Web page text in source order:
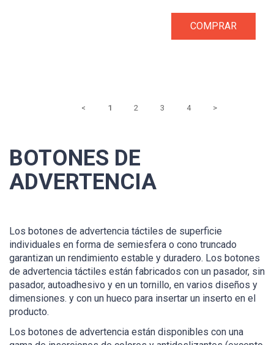
COMPRAR
< 1 2 3 4 >
BOTONES DE
ADVERTENCIA
Los botones de advertencia táctiles de superficie
individuales en forma de semiesfera o cono truncado
garantizan un rendimiento estable y duradero. Los botones
de advertencia táctiles están fabricados con un pasador, sin
pasador, autoadhesivo y en un tornillo, en varios diseños y
dimensiones. y con un hueco para insertar un inserto en el
producto.
Los botones de advertencia están disponibles con una